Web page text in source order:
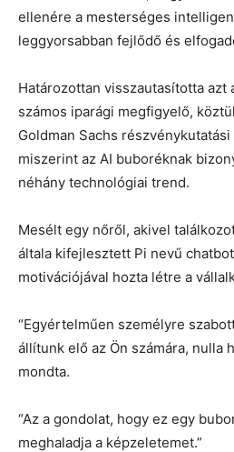
ellenére a mesterséges
leggyorsabban fejlődő és
Határozottan visszautasította azt
számos iparági megfigyelő,
Goldman Sachs
miszerint az AI buboréknak
néhány technológiai trend.
Mesélt egy nőről, akivel
általa kifejlesztett Pi nevű
motivációjával hozta létre a
“Egyértelműen személyre
állítunk elő az Ön számára, nulla
mondta.
“Az a gondolat, hogy ez egy
meghaladja a képzeletemet.”